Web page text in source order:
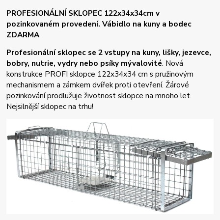
PROFESIONÁLNÍ SKLOPEC 122x34x34cm v
pozinkovaném provedení. Vábidlo na kuny a bodec
ZDARMA
Profesionální sklopec se 2 vstupy na kuny, lišky, jezevce,
bobry, nutrie, vydry nebo psíky mývalovité. Nová
konstrukce PROFI sklopce 122x34x34 cm s pružinovým
mechanismem a zámkem dvířek proti otevření. Žárové
pozinkování prodlužuje životnost sklopce na mnoho let.
Nejsilnější sklopec na trhu!